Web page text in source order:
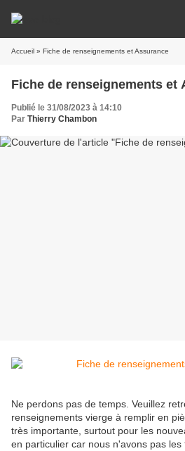
Accueil » Fiche de renseignements et Assurance
Fiche de renseignements et
Publié le 31/08/2023 à 14:10
Par Thierry Chambon
Ne perdons pas de temps. Veuillez
renseignements vierge à remplir en
très importante, surtout pour les
en particulier car nous n'avons pas